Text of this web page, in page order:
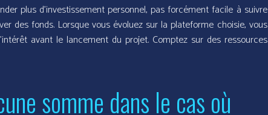
plus d’investissement personnel, pas forcément facile à suivre
des fonds. Lorsque vous évoluez sur la plateforme choisie, vous
avant le lancement du projet. Comptez sur des ressources
somme dans le cas où